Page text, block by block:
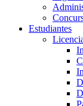
Estudiantes